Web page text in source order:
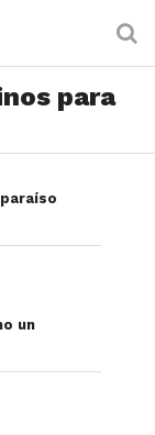
para
un